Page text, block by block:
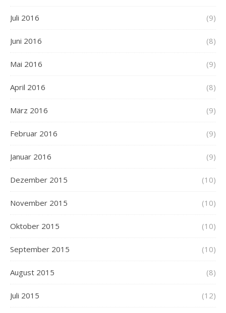
Juli 2016 (9)
Juni 2016 (8)
Mai 2016 (9)
April 2016 (8)
März 2016 (9)
Februar 2016 (9)
Januar 2016 (9)
Dezember 2015 (10)
November 2015 (10)
Oktober 2015 (10)
September 2015 (10)
August 2015 (8)
Juli 2015 (12)